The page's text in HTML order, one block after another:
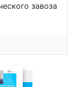
завоза